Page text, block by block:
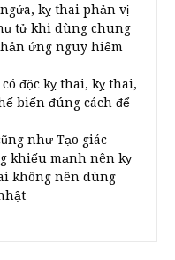
kỵ thai phản vị
tử khi dùng chung
ứng nguy hiểm
độc kỵ thai, kỵ thai,
biến đúng cách để
như Tạo giác
khiếu mạnh nên kỵ
không nên dùng